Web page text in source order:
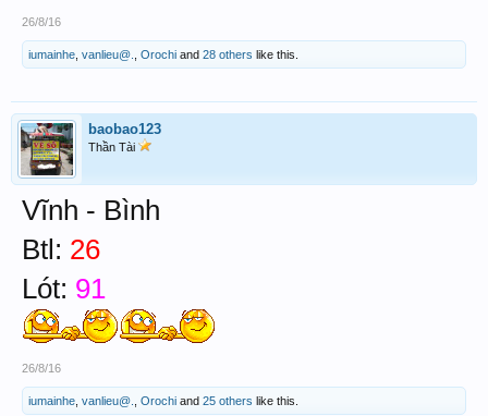
26/8/16
iumainhe vanlieu@. Orochi and 28 others like this.
baobao123
Thần Tài
Vĩnh - Bình
Btl: 26
Lót: 91
26/8/16
iumainhe vanlieu@. Orochi and 25 others like this.